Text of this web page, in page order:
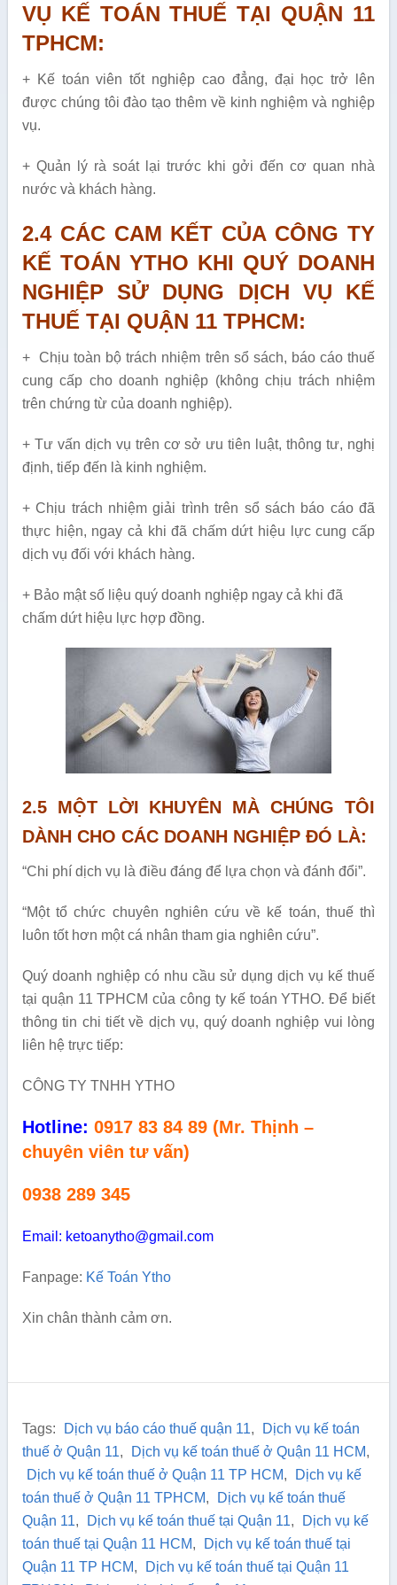
VỤ KẾ TOÁN THUẾ TẠI QUẬN 11
TPHCM:
+ Kế toán viên tốt nghiệp cao đẳng, đại học trở lên
được chúng tôi đào tạo thêm về kinh nghiệm và nghiệp
vụ.
+ Quản lý rà soát lại trước khi gởi đến cơ quan nhà
nước và khách hàng.
2.4 CÁC CAM KẾT CỦA CÔNG TY
KẾ TOÁN YTHO KHI QUÝ DOANH
NGHIỆP SỬ DỤNG DỊCH VỤ KẾ
THUẾ TẠI QUẬN 11 TPHCM:
+ Chịu toàn bộ trách nhiệm trên sổ sách, báo cáo thuế
cung cấp cho doanh nghiệp (không chịu trách nhiệm
trên chứng từ của doanh nghiệp).
+ Tư vấn dịch vụ trên cơ sở ưu tiên luật, thông tư, nghị
định, tiếp đến là kinh nghiệm.
+ Chịu trách nhiệm giải trình trên sổ sách báo cáo đã
thực hiện, ngay cả khi đã chấm dứt hiệu lực cung cấp
dịch vụ đối với khách hàng.
+ Bảo mật số liệu quý doanh nghiệp ngay cả khi đã
chấm dứt hiệu lực hợp đồng.
2.5 MỘT LỜI KHUYÊN MÀ CHÚNG TÔI
DÀNH CHO CÁC DOANH NGHIỆP ĐÓ LÀ:
“Chi phí dịch vụ là điều đáng để lựa chọn và đánh đổi”.
“Một tổ chức chuyên nghiên cứu về kế toán, thuế thì
luôn tốt hơn một cá nhân tham gia nghiên cứu”.
Quý doanh nghiệp có nhu cầu sử dụng dịch vụ kế thuế
tại quận 11 TPHCM của công ty kế toán YTHO. Để biết
thông tin chi tiết về dịch vụ, quý doanh nghiệp vui lòng
liên hệ trực tiếp:
CÔNG TY TNHH YTHO
Hotline: 0917 83 84 89 (Mr. Thịnh –
chuyên viên tư vấn)
0938 289 345
Email: ketoanytho@gmail.com
Fanpage: Kế Toán Ytho
Xin chân thành cảm ơn.
Tags: Dịch vụ báo cáo thuế quận 11,
Dịch vụ kế toán
thuế ở Quận 11, Dịch vụ kế toán thuế ở Quận 11 HCM,
Dịch vụ kế toán thuế ở Quận 11 TP HCM,
Dịch vụ kế
toán thuế ở Quận 11 TPHCM,
Dịch vụ kế toán thuế
Quận 11, Dịch vụ kế toán thuế tại Quận 11,
Dịch vụ kế
toán thuế tại Quận 11 HCM,
Dịch vụ kế toán thuế tại
Quận 11 TP HCM,
Dịch vụ kế toán thuế tại Quận 11